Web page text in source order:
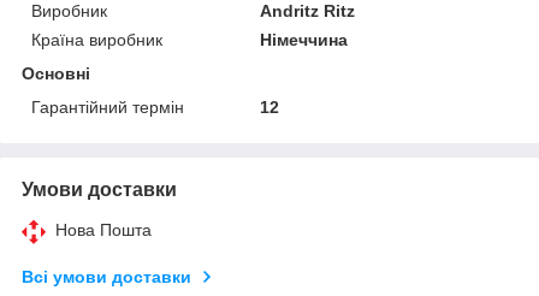
Виробник
Andritz Ritz
Країна виробник
Німеччина
Основні
Гарантійний термін
12
Умови доставки
Нова Пошта
Всі умови доставки